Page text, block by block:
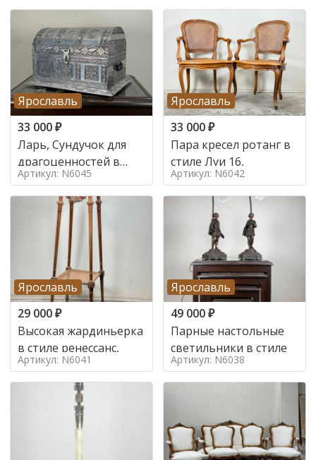
Ярославль
33 000₽
Ларь, Сундучок для
драгоценностей в
стиле
Артикул: N6045
Ярославль
33 000₽
Пара кресел ротанг в
стиле Луи 16,
Артикул: N6042
Ярославль
29 000₽
Высокая жардиньерка
в стиле ренессанс,
Артикул: N6041
Ярославль
49 000₽
Парные настольные
светильники в стиле
Артикул: N6038